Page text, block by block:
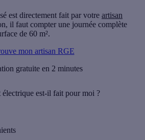
est directement fait par votre artisan
il faut compter une journée complète
de 60 m².
mon artisan RGE
gratuite en 2 minutes
est-il fait pour moi ?